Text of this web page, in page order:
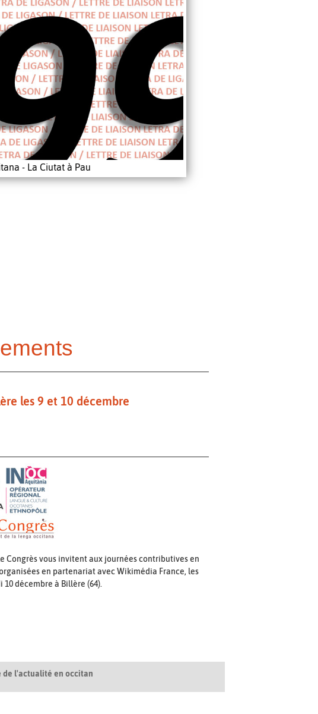
- La Ciutat à Pau
les 9 et 10 décembre
Congrès vous invitent aux journées contributives en
en partenariat avec Wikimédia France, les
10 décembre à Billère (64).
de l'actualité en occitan